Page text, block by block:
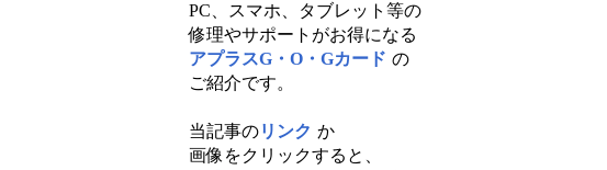
PC、スマホ、タブレット等の
修理やサポートがお得になる
アプラスG・O・Gカード の
ご紹介です。
当記事のリンク か
画像をクリックすると、